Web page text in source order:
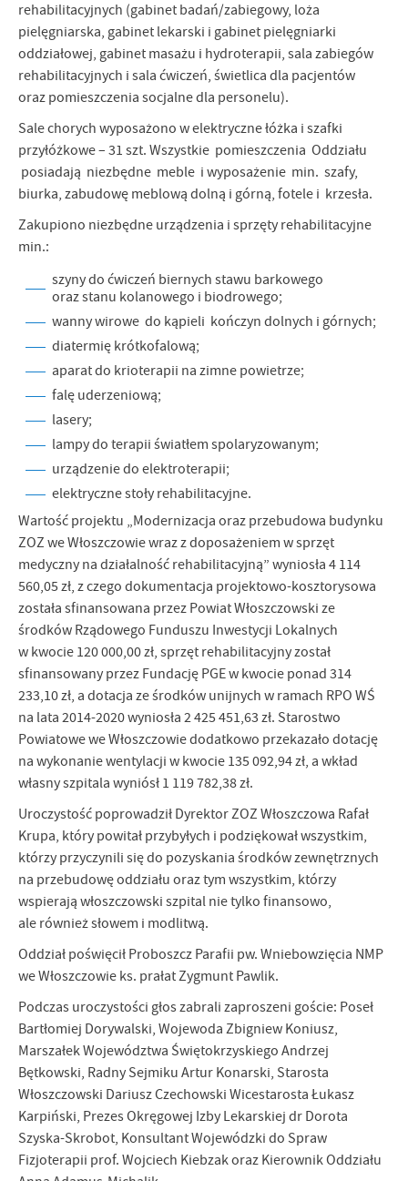
rehabilitacyjnych (gabinet badań/zabiegowy, loża
pielęgniarska, gabinet lekarski i gabinet pielęgniarki
oddziałowej, gabinet masażu i hydroterapii, sala zabiegów
rehabilitacyjnych i sala ćwiczeń, świetlica dla pacjentów
oraz pomieszczenia socjalne dla personelu).
Sale chorych wyposażono w elektryczne łóżka i szafki
przyłóżkowe – 31 szt. Wszystkie pomieszczenia Oddziału
posiadają niezbędne meble i wyposażenie min. szafy,
biurka, zabudowę meblową dolną i górną, fotele i krzesła.
Zakupiono niezbędne urządzenia i sprzęty rehabilitacyjne
min.:
szyny do ćwiczeń biernych stawu barkowego
oraz stanu kolanowego i biodrowego;
wanny wirowe do kąpieli kończyn dolnych i górnych;
diatermię krótkofalową;
aparat do krioterapii na zimne powietrze;
falę uderzeniową;
lasery;
lampy do terapii światłem spolaryzowanym;
urządzenie do elektroterapii;
elektryczne stoły rehabilitacyjne.
Wartość projektu „Modernizacja oraz przebudowa budynku
ZOZ we Włoszczowie wraz z doposażeniem w sprzęt
medyczny na działalność rehabilitacyjną” wyniosła 4 114
560,05 zł, z czego dokumentacja projektowo-kosztorysowa
została sfinansowana przez Powiat Włoszczowski ze
środków Rządowego Funduszu Inwestycji Lokalnych
w kwocie 120 000,00 zł, sprzęt rehabilitacyjny został
sfinansowany przez Fundację PGE w kwocie ponad 314
233,10 zł, a dotacja ze środków unijnych w ramach RPO WŚ
na lata 2014-2020 wyniosła 2 425 451,63 zł. Starostwo
Powiatowe we Włoszczowie dodatkowo przekazało dotację
na wykonanie wentylacji w kwocie 135 092,94 zł, a wkład
własny szpitala wyniósł 1 119 782,38 zł.
Uroczystość poprowadził Dyrektor ZOZ Włoszczowa Rafał
Krupa, który powitał przybyłych i podziękował wszystkim,
którzy przyczynili się do pozyskania środków zewnętrznych
na przebudowę oddziału oraz tym wszystkim, którzy
wspierają włoszczowski szpital nie tylko finansowo,
ale również słowem i modlitwą.
Oddział poświęcił Proboszcz Parafii pw. Wniebowzięcia NMP
we Włoszczowie ks. prałat Zygmunt Pawlik.
Podczas uroczystości głos zabrali zaproszeni goście: Poseł
Bartłomiej Dorywalski, Wojewoda Zbigniew Koniusz,
Marszałek Województwa Świętokrzyskiego Andrzej
Bętkowski, Radny Sejmiku Artur Konarski, Starosta
Włoszczowski Dariusz Czechowski Wicestarosta Łukasz
Karpiński, Prezes Okręgowej Izby Lekarskiej dr Dorota
Szyska-Skrobot, Konsultant Wojewódzki do Spraw
Fizjoterapii prof. Wojciech Kiebzak oraz Kierownik Oddziału